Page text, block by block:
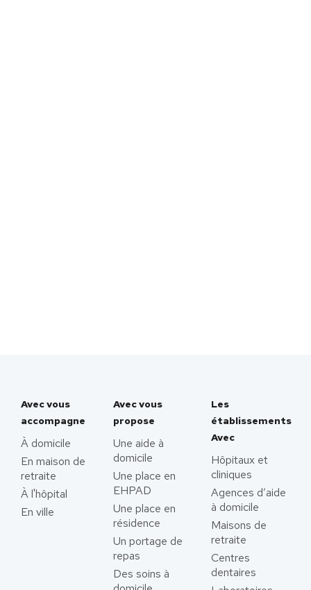
Avec vous
accompagne
À domicile
En maison de
retraite
À l'hôpital
En ville
Avec vous
propose
Une aide à
domicile
Une place en
EHPAD
Une place en
résidence
Un portage de
repas
Des soins à
Les
établissements
Avec
Hôpitaux et
cliniques
Agences d’aide
à domicile
Maisons de
retraite
Centres
dentaires